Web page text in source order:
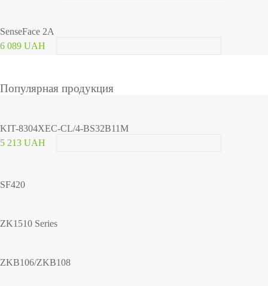
SenseFace 2A
6 089 UAH
Популярная продукция
KIT-8304XEC-CL/4-BS32B11M
5 213 UAH
SF420
ZK1510 Series
ZKB106/ZKB108